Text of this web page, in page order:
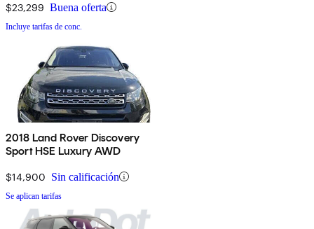
$23,299 Buena oferta
Incluye tarifas de conc.
2018 Land Rover Discovery
Sport HSE Luxury AWD
$14,900 Sin calificación
Se aplican tarifas